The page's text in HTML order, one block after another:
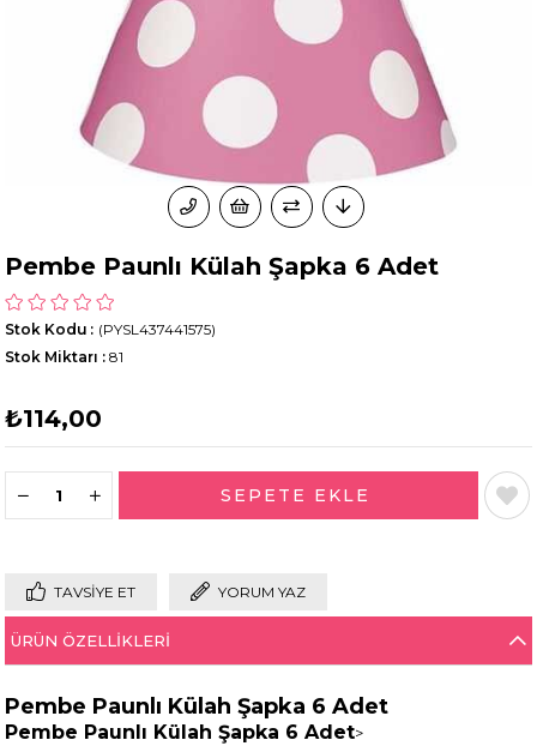
Pembe Paunlı Külah Şapka 6 Adet
(PYSL437441575)
Stok Kodu
Stok Miktarı : 81
₺114,00
TAVSIYE ET YORUM YAZ
ÜRÜN ÖZELLIKLERI
Pembe Paunlı Külah Şapka 6 Adet
Pembe Paunlı Külah Şapka 6 Adet>